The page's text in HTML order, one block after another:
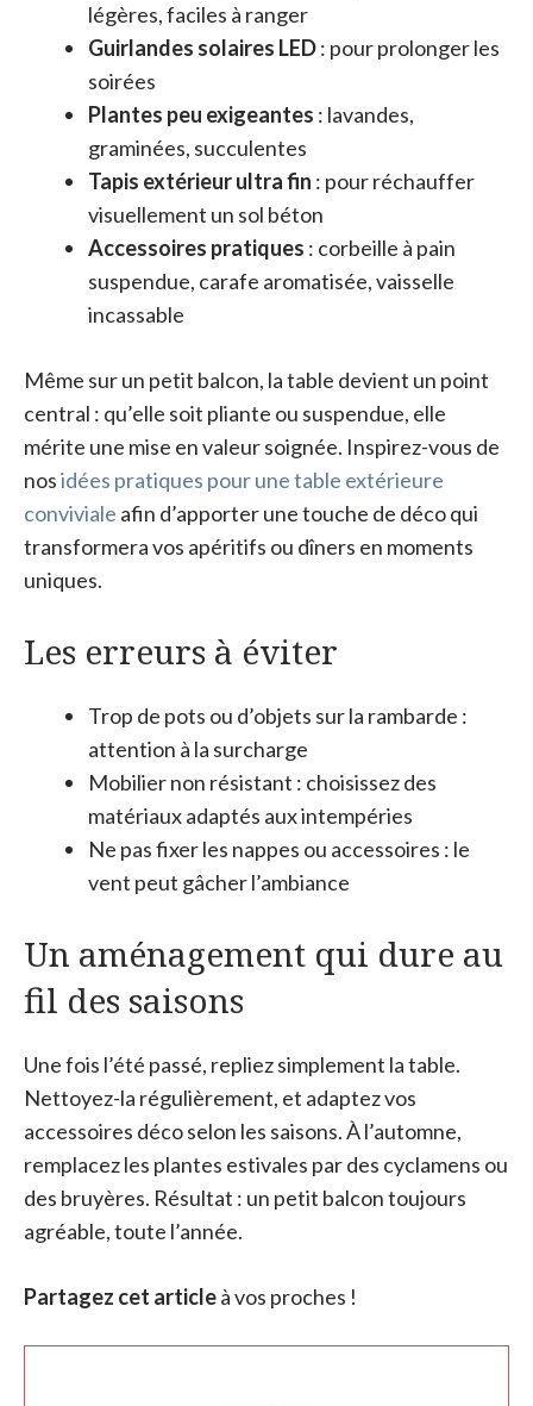
légères, faciles à ranger
Guirlandes solaires LED: pour prolonger les
soirées
Plantes peu exigeantes : lavandes,
graminées, succulentes
Tapis extérieur ultra fin : pour réchauffer
visuellement un sol béton
Accessoires pratiques : corbeille à pain
suspendue, carafe aromatisée, vaisselle
incassable
Même sur un petit balcon, la table devient un point
central : qu’elle soit pliante ou suspendue, elle
mérite une mise en valeur soignée. Inspirez-vous de
nosidées pratiques pour une table extérieure
conviviale afin d’apporter une touche de déco qui
transformera vos apéritifs ou dîners en moments
uniques.
Les erreurs à éviter
Trop de pots ou d’objets sur la rambarde :
attention à la surcharge
Mobilier non résistant : choisissez des
matériaux adaptés aux intempéries
Ne pas fixer les nappes ou accessoires : le
vent peut gâcher l’ambiance
Un aménagement qui dure au
fil des saisons
Une fois l’été passé, repliez simplement la table.
Nettoyez-la régulièrement, et adaptez vos
accessoires déco selon les saisons. À l’automne,
remplacez les plantes estivales par des cyclamens ou
des bruyères. Résultat : un petit balcon toujours
agréable, toute l’année.
Partagez cet articleà vos proches !